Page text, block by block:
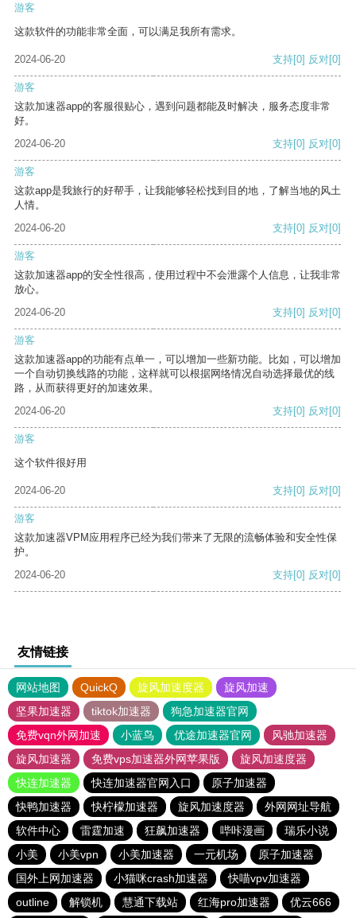
游客
这款软件的功能非常全面，可以满足我所有需求。
2024-06-20 支持[0] 反对[0]
游客
这款加速器app的客服很贴心，遇到问题都能及时解决，服务态度非常
好。
2024-06-20
支持[0] 反对[0]
游客
这款app是我旅行的好帮手，让我能够轻松找到目的地，了解当地的风土
人情。
2024-06-20
支持[0] 反对[0]
游客
这款加速器app的安全性很高，使用过程中不会泄露个人信息，让我非常
放心。
2024-06-20
支持[0] 反对[0]
游客
这款加速器app的功能有点单一，可以增加一些新功能。比如，可以增加
一个自动切换线路的功能，这样就可以根据网络情况自动选择最优的线
路，从而获得更好的加速效果。
2024-06-20
支持[0] 反对[0]
游客
这个软件很好用
2024-06-20 支持[0] 反对[0]
游客
这款加速器VPM应用程序已经为我们带来了无限的流畅体验和安全性保
护。
2024-06-20
支持[0] 反对[0]
友情链接
网站地图 QuickQ 旋风加速度器
旋风加速
坚果加速器
tiktok加速器
狗急加速器官网
免费vqn外网加速
小蓝鸟 优途加速器官网
风驰加速器
旋风加速器
免费vps加速器外网苹果版
旋风加速度器
快连加速器
快连加速器官网入口
原子加速器
快鸭加速器
快柠檬加速器 旋风加速度器
外网网址导航
软件中心
雷霆加速 狂飙加速器 哔咔漫画
瑞乐小说
小美
小美vpn 小美加速器 一元机场
原子加速器
国外上网加速器
小猫咪crash加速器
快喵vpv加速器
outline
解锁机 慧通下载站 红海pro加速器 优云666